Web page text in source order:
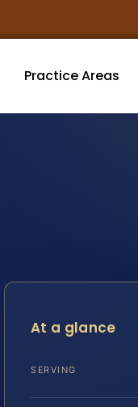
Practice Areas
At a glance
SERVING